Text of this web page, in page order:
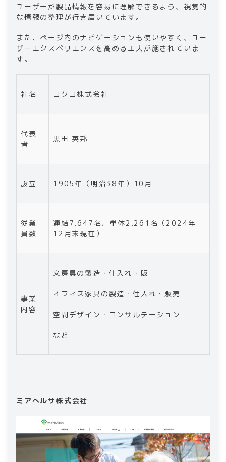
ユーザーが製品情報を容易に理解できるよう、視覚的
な情報の整理が行き届いています。
また、ページ内のナビゲーションも使いやすく、ユー
ザーエクスペリエンスを高める工夫が施されていま
す。
社名 コクヨ株式会社
代表
者
黒田 英邦
設立 1905年（明治38年）10月
従業
員数
連結7,647名、単体2,261名（2024年
12月末現在）
事業
内容
文房具の製造・仕入れ・販
オフィス家具の製造・仕入れ・販売
空間デザイン・コンサルテーション
など
ミアへルサ株式会社